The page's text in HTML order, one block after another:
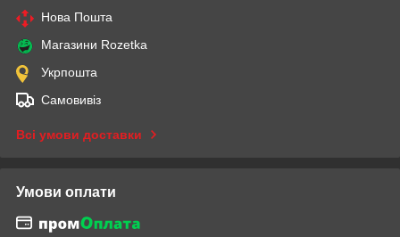
Нова Пошта
Магазини Rozetka
Укрпошта
Самовивіз
Всі умови доставки
Умови оплати